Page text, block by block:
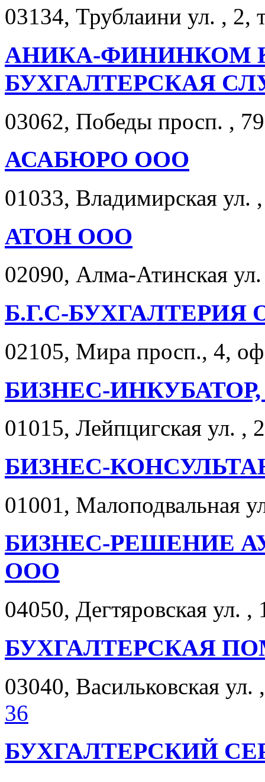
03134, Трублаини ул. , 2,
АНИКА-ФИНИНКОМ
БУХГАЛТЕРСКАЯ
03062, Победы просп. ,
АСАБЮРО ООО
01033, Владимирская ул.
АТОН ООО
02090, Алма-Атинская
Б.Г.С-БУХГАЛТЕРИЯ
02105, Мира просп., 4,
БИЗНЕС-
01015, Лейпцигская ул. ,
БИЗНЕС-
01001, Малоподвальная
БИЗНЕС-РЕШЕНИЕ
ООО
04050, Дегтяровская ул. ,
БУХГАЛТЕРСКАЯ
03040, Васильковская
36
БУХГАЛТЕРСКИЙ